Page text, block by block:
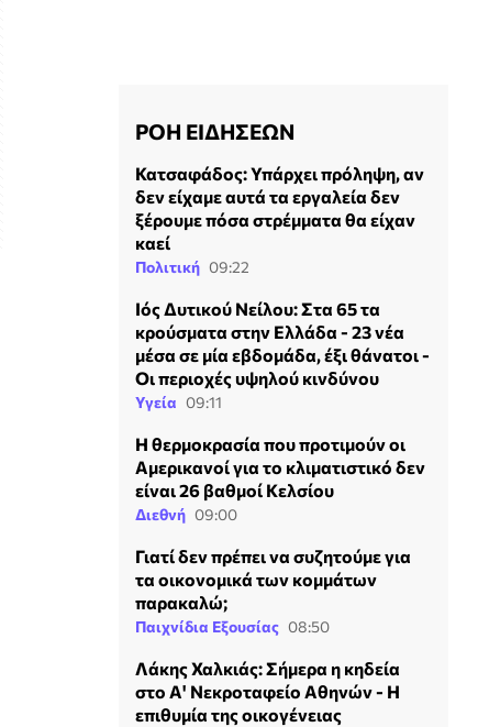
ΡΟΗ ΕΙΔΗΣΕΩΝ
Κατσαφάδος: Υπάρχει πρόληψη, αν
δεν είχαμε αυτά τα εργαλεία δεν
ξέρουμε πόσα στρέμματα θα είχαν
καεί
Πολιτική 09:22
Ιός Δυτικού Νείλου: Στα 65 τα
κρούσματα στην Ελλάδα - 23 νέα
μέσα σε μία εβδομάδα, έξι θάνατοι -
Οι περιοχές υψηλού κινδύνου
Υγεία 09:11
Η θερμοκρασία που προτιμούν οι
Αμερικανοί για το κλιματιστικό δεν
είναι 26 βαθμοί Κελσίου
Διεθνή 09:00
Γιατί δεν πρέπει να συζητούμε για
τα οικονομικά των κομμάτων
παρακαλώ;
Παιχνίδια Εξουσίας 08:50
Λάκης Χαλκιάς: Σήμερα η κηδεία
στο Α' Νεκροταφείο Αθηνών - Η
επιθυμία της οικογένειας